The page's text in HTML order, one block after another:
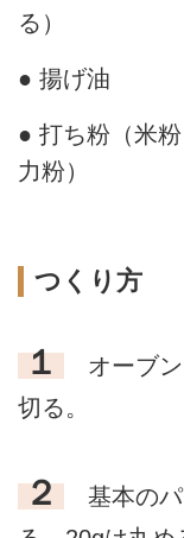
る）
● 揚げ油
● 打ち粉（米
力粉）
つくり方
１
オーブン
切る。
２
基本のパ